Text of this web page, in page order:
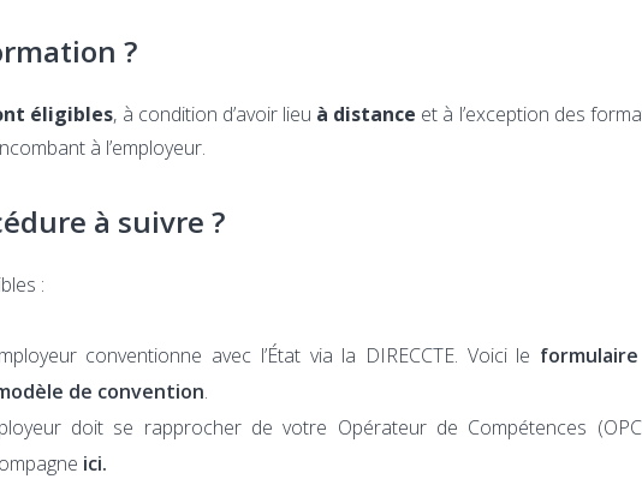
?
éligibles, à condition d’avoir lieu à distance et à l’exception des
à l’employeur.
à suivre ?
:
conventionne avec l’État via la DIRECCTE. Voici le
de convention.
doit se rapprocher de votre Opérateur de Compétences
ici.